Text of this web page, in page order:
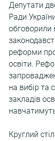
Депутати
Ради
обговорили
реформи
освіти.
на вибір та
закладів
Круглий